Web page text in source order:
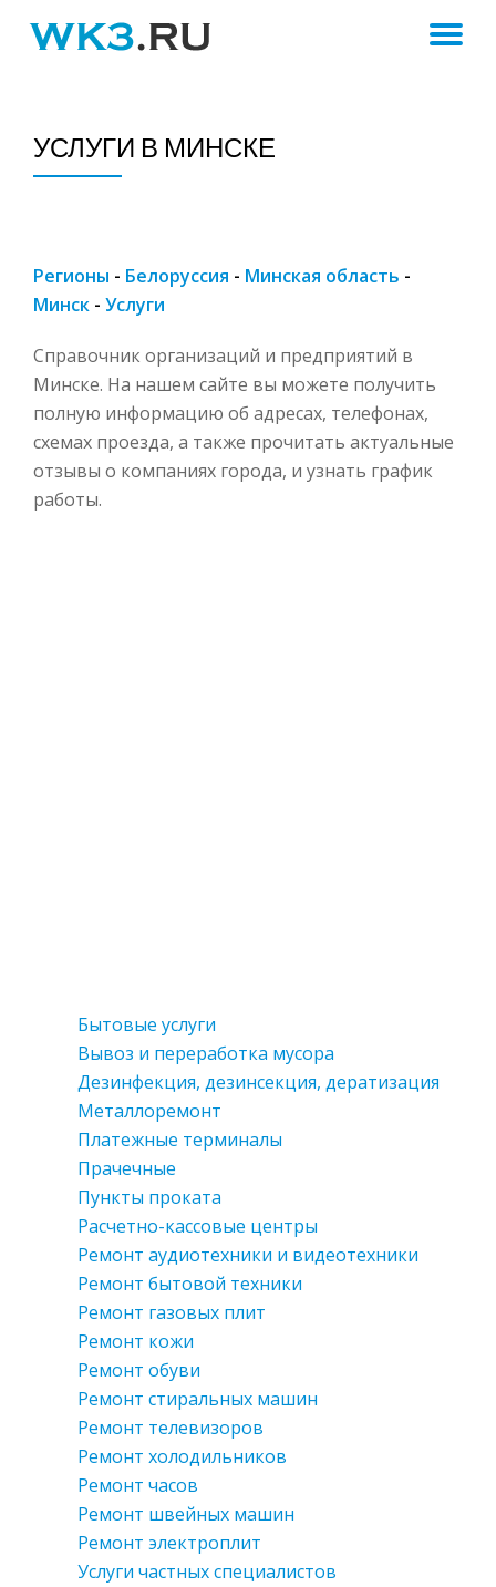
УСЛУГИ В МИНСКЕ
Регионы - Белоруссия - Минская область -
Минск - Услуги
Справочник организаций и предприятий в
Минске. На нашем сайте вы можете получить
полную информацию об адресах, телефонах,
схемах проезда, а также прочитать актуальные
отзывы о компаниях города, и узнать график
работы.
Бытовые услуги
Вывоз и переработка мусора
Дезинфекция, дезинсекция, дератизация
Металлоремонт
Платежные терминалы
Прачечные
Пункты проката
Расчетно-кассовые центры
Ремонт аудиотехники и видеотехники
Ремонт бытовой техники
Ремонт газовых плит
Ремонт кожи
Ремонт обуви
Ремонт стиральных машин
Ремонт телевизоров
Ремонт холодильников
Ремонт часов
Ремонт швейных машин
Ремонт электроплит
Услуги частных специалистов